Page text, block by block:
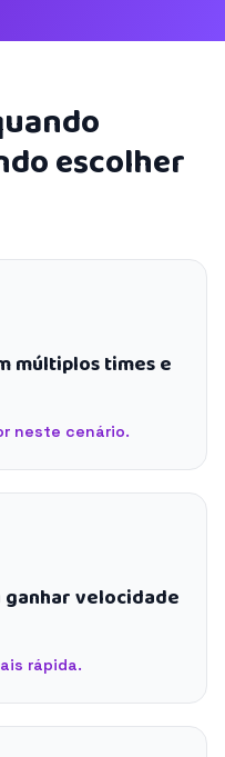
escolher
múltiplos times e
neste cenário.
velocidade
rápida.